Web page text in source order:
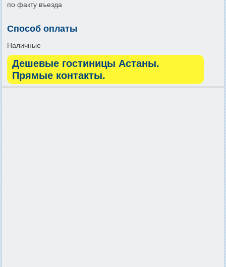
по факту въезда
Способ оплаты
Наличные
Дешевые гостиницы Астаны.
Прямые контакты.